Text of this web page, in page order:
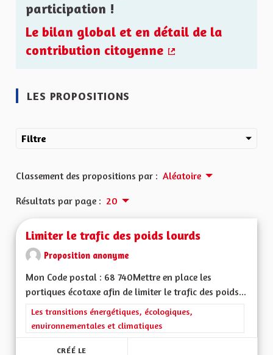
participation !
Le bilan global et en détail de la
contribution citoyenne
LES PROPOSITIONS
Filtre
Classement des propositions par : Aléatoire
Résultats par page : 20
Limiter le trafic des poids lourds
Proposition anonyme
Mon Code postal : 68 740Mettre en place les
portiques écotaxe afin de limiter le trafic des poids...
Filtrer les résultats de la catégorie : Les transitions
Les transitions énergétiques, écologiques,
environnementales et climatiques
CRÉÉ LE